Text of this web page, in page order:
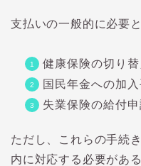
支払いの一般的に必要
健康保険の切り替
国民年金への加入
失業保険の給付
ただし、これらの手続
内に対応する必要があ